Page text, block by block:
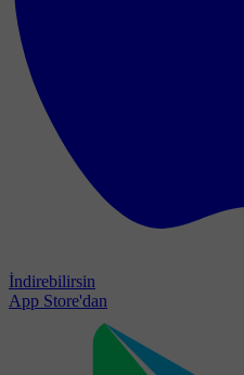
İndirebilirsin
App Store'dan